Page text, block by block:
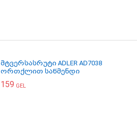
მტვერსასრუტი ADLER AD7038
ორთქლით საწმენდი
159 GEL